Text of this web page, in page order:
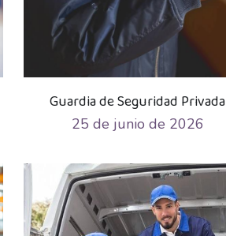
Guardia de Seguridad Privada
25 de junio de 2026